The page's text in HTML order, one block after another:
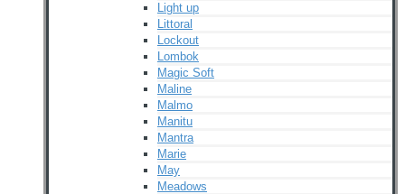
Light up
Littoral
Lockout
Lombok
Magic Soft
Maline
Malmo
Manitu
Mantra
Marie
May
Meadows